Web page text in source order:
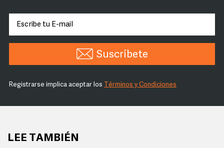
Suscríbete
Registrarse implica aceptar los Términos y Condiciones
LEE TAMBIÉN